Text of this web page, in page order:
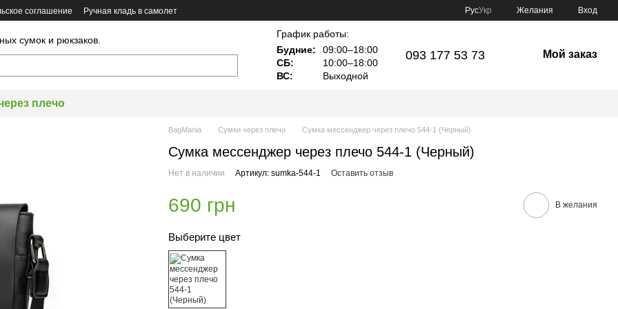
соглашение Ручная кладь в самолет РусУкр Желания Вход
сумок и рюкзаков.
График работы:
Будние:
09:00–18:00
СБ:
10:00–18:00
ВС:
Выходной
093 177 53 73 Мой заказ
плечо
BagMania Сумки через плечо Сумка мессенджер через плечо 544-1 (Черный)
Сумка мессенджер через плечо 544-1 (Черный)
Нет в наличии Артикул: sumka-544-1 Оставить отзыв
690 грн В желания
Выберите цвет